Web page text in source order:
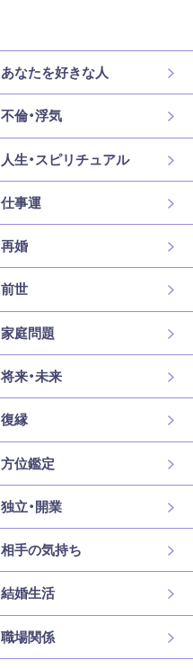
あなたを好きな人
不倫・浮気
人生・スピリチュアル
仕事運
再婚
前世
家庭問題
将来・未来
復縁
方位鑑定
独立・開業
相手の気持ち
結婚生活
職場関係